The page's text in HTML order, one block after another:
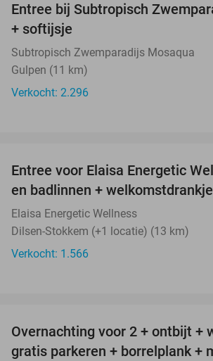
Entree bij Subtropisch
+ softijsje
Subtropisch Zwemparadijs Mosaqua
Gulpen (11 km)
Verkocht: 2.296
Entree voor Elaisa Energetic
en badlinnen + welkomstdrankje
Elaisa Energetic Wellness
Dilsen-Stokkem (+1 locatie) (13 km)
Verkocht: 1.566
Overnachting voor 2 + ontbijt +
gratis parkeren + borrelplank +